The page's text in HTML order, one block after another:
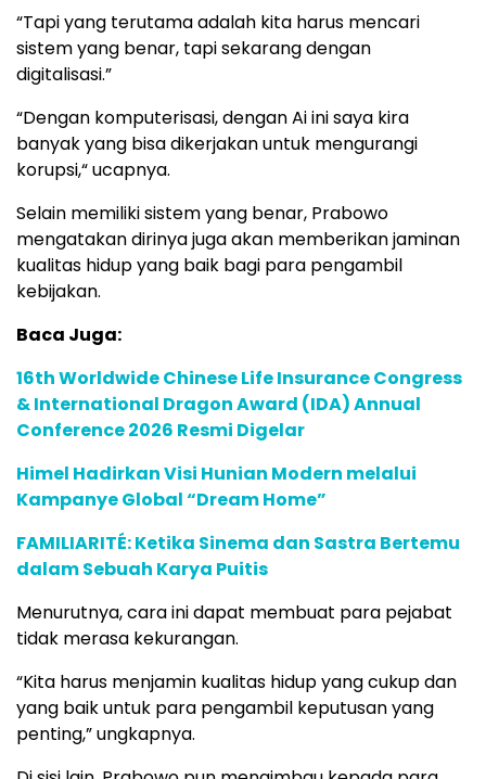
“Tapi yang terutama adalah kita harus mencari
sistem yang benar, tapi sekarang dengan
digitalisasi.”
“Dengan komputerisasi, dengan Ai ini saya kira
banyak yang bisa dikerjakan untuk mengurangi
korupsi,“ ucapnya.
Selain memiliki sistem yang benar, Prabowo
mengatakan dirinya juga akan memberikan jaminan
kualitas hidup yang baik bagi para pengambil
kebijakan.
Baca Juga:
16th Worldwide Chinese Life Insurance Congress
& International Dragon Award (IDA) Annual
Conference 2026 Resmi Digelar
Himel Hadirkan Visi Hunian Modern melalui
Kampanye Global “Dream Home”
FAMILIARITÉ: Ketika Sinema dan Sastra Bertemu
dalam Sebuah Karya Puitis
Menurutnya, cara ini dapat membuat para pejabat
tidak merasa kekurangan.
“Kita harus menjamin kualitas hidup yang cukup dan
yang baik untuk para pengambil keputusan yang
penting,” ungkapnya.